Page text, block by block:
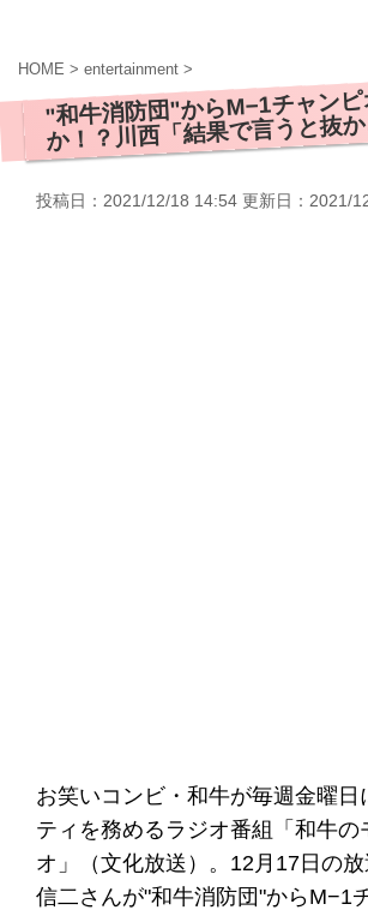
HOME > entertainment >
"和牛消防団"からM−1チャン
か！？川西「結果で言うと抜
投稿日：2021/12/18 14:54 更新日： 2021/
お笑いコンビ・和牛が毎週金曜日
ティを務めるラジオ番組「和牛の
オ」（文化放送）。12月17日の
信二さんが"和牛消防団"からM−1